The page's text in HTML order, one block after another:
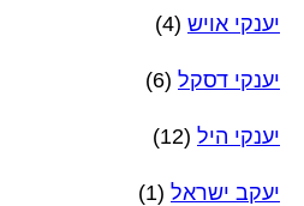
יענקי אויש (4)
יענקי דסקל (6)
יענקי היל (12)
יעקב ישראל (1)